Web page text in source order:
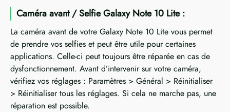
Caméra avant / Selfie Galaxy Note 10 Lite :
La caméra avant de votre Galaxy Note 10 Lite vous permet
de prendre vos selfies et peut être utile pour certaines
applications. Celle-ci peut toujours être réparée en cas de
dysfonctionnement. Avant d’intervenir sur votre caméra,
vérifiez vos réglages : Paramètres > Général > Réinitialiser
> Réinitialiser tous les réglages. Si cela ne marche pas, une
réparation est possible.